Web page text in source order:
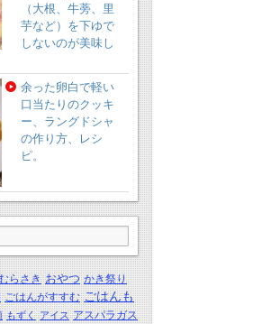
（大根、牛蒡、里
芋など）を下ゆで
しないのが美味し
余った卵白で軽い
口当たりのクッキ
ー、ラングドシャ
の作り方、レシ
ピ。
らさき おやつ かき祭り
ごはんがすすむ ごはんも
もずく アイス アスパラガス